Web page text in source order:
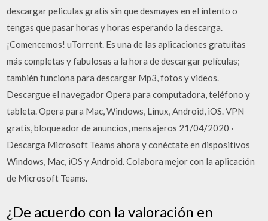
descargar peliculas gratis sin que desmayes en el intento o
tengas que pasar horas y horas esperando la descarga.
¡Comencemos! uTorrent. Es una de las aplicaciones gratuitas
más completas y fabulosas a la hora de descargar películas;
también funciona para descargar Mp3, fotos y videos.
Descargue el navegador Opera para computadora, teléfono y
tableta. Opera para Mac, Windows, Linux, Android, iOS. VPN
gratis, bloqueador de anuncios, mensajeros 21/04/2020 ·
Descarga Microsoft Teams ahora y conéctate en dispositivos
Windows, Mac, iOS y Android. Colabora mejor con la aplicación
de Microsoft Teams.
¿De acuerdo con la valoración en